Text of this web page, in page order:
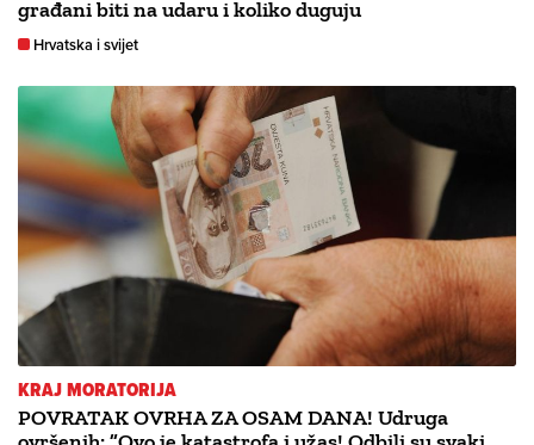
građani biti na udaru i koliko duguju
Hrvatska i svijet
KRAJ MORATORIJA
POVRATAK OVRHA ZA OSAM DANA! Udruga